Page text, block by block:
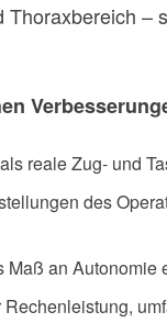
reale Zug- und
des
Maß an Autonomie